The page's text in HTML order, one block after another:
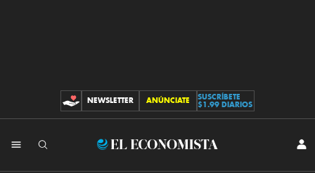
CONTRIBUCIONES
NEWSLETTER ANÚNCIATE
SUSCRÍBETE
$1.99 DIARIOS
El